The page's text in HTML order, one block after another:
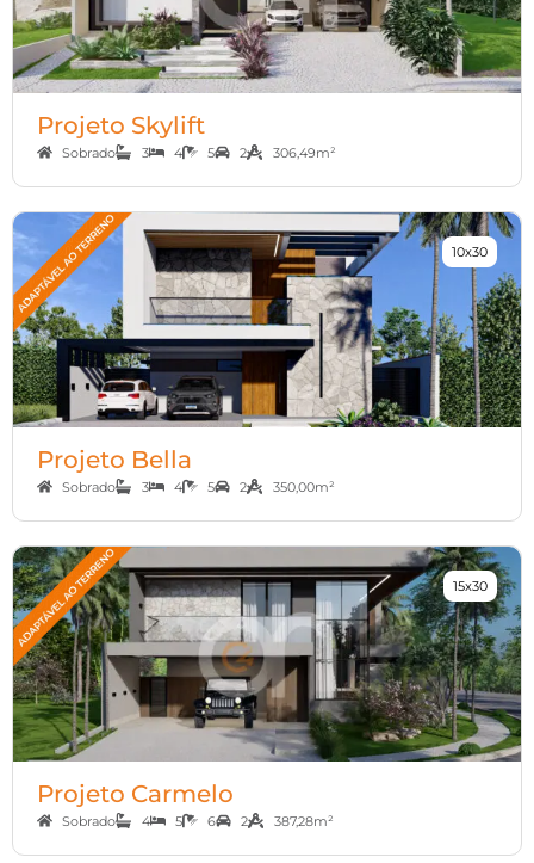
Projeto Skylift
Sobrado 3 4 5 2 306,49m²
10x30
Projeto Bella
Sobrado 3 4 5 2 350,00m²
15x30
Projeto Carmelo
Sobrado 4 5 6 2 387,28m²